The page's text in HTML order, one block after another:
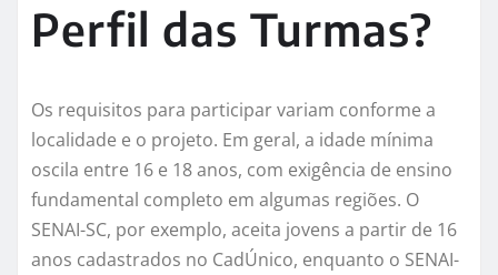
Perfil das Turmas?
Os requisitos para participar variam conforme a
localidade e o projeto. Em geral, a idade mínima
oscila entre 16 e 18 anos, com exigência de ensino
fundamental completo em algumas regiões. O
SENAI-SC, por exemplo, aceita jovens a partir de 16
anos cadastrados no CadÚnico, enquanto o SENAI-